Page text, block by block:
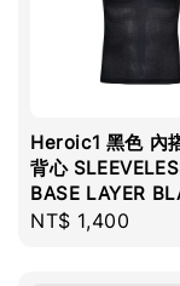
Heroic1 黑色 內
背心
BASE LAYER
Regular
NT$ 1,400